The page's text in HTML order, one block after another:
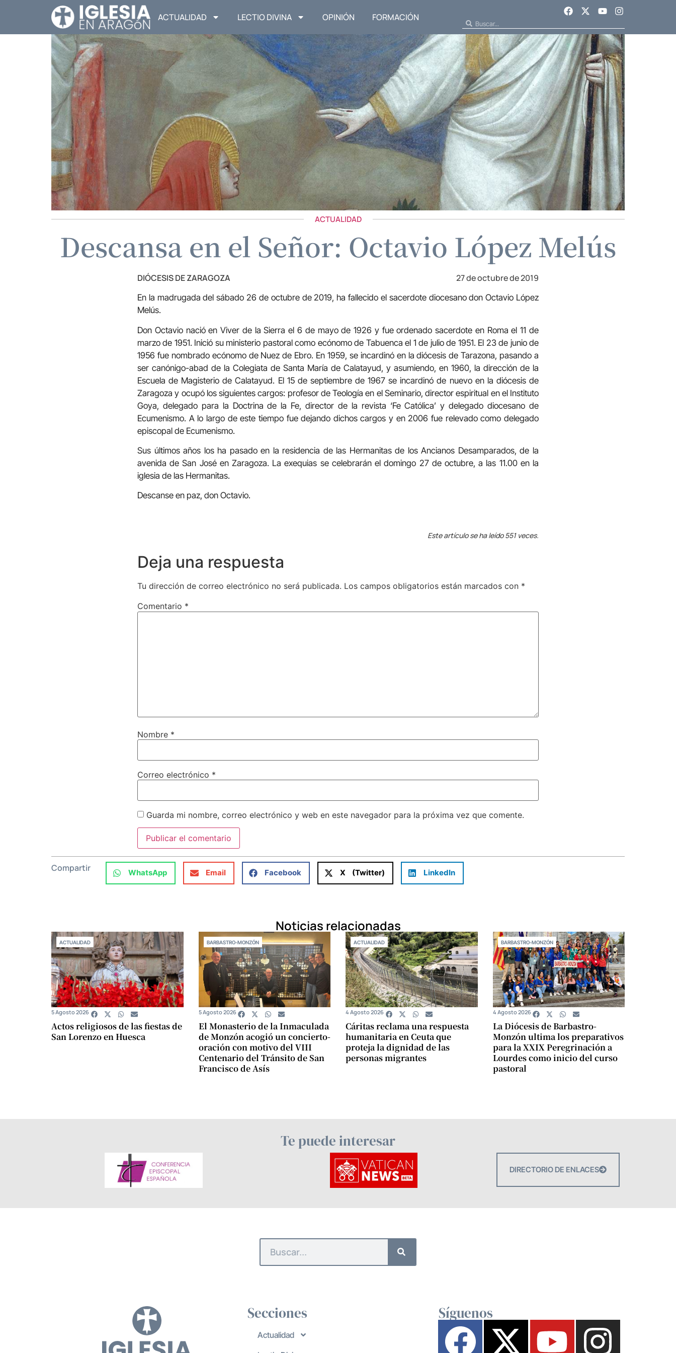
ACTUALIDAD LECTIO DIVINA OPINIÓN FORMACIÓN
ACTUALIDAD
Descansa en el Señor: Octavio López Melús
DIÓCESIS DE ZARAGOZA 27 de octubre de 2019
En la madrugada del sábado 26 de octubre de 2019, ha fallecido el sacerdote diocesano don Octavio López
Melús.
Don Octavio nació en Viver de la Sierra el 6 de mayo de 1926 y fue ordenado sacerdote en Roma el 11 de
marzo de 1951. Inició su ministerio pastoral como ecónomo de Tabuenca el 1 de julio de 1951. El 23 de junio de
1956 fue nombrado ecónomo de Nuez de Ebro. En 1959, se incardinó en la diócesis de Tarazona, pasando a
ser canónigo-abad de la Colegiata de Santa María de Calatayud, y asumiendo, en 1960, la dirección de la
Escuela de Magisterio de Calatayud. El 15 de septiembre de 1967 se incardinó de nuevo en la diócesis de
Zaragoza y ocupó los siguientes cargos: profesor de Teología en el Seminario, director espiritual en el Instituto
Goya, delegado para la Doctrina de la Fe, director de la revista ‘Fe Católica’ y delegado diocesano de
Ecumenismo. A lo largo de este tiempo fue dejando dichos cargos y en 2006 fue relevado como delegado
episcopal de Ecumenismo.
Sus últimos años los ha pasado en la residencia de las Hermanitas de los Ancianos Desamparados, de la
avenida de San José en Zaragoza. La exequias se celebrarán el domingo 27 de octubre, a las 11.00 en la
iglesia de las Hermanitas.
Descanse en paz, don Octavio.
Este artículo se ha leído 551 veces.
Deja una respuesta
Tu dirección de correo electrónico no será publicada. Los campos obligatorios están marcados con *
Comentario *
Nombre *
Correo electrónico *
Guarda mi nombre, correo electrónico y web en este navegador para la próxima vez que comente.
Compartir WhatsApp Email Facebook X (Twitter) LinkedIn
Noticias relacionadas
ACTUALIDAD
Actos religiosos de las fiestas de
San Lorenzo en Huesca
5 Agosto 2026
BARBASTRO-MONZÓN
El Monasterio de la Inmaculada
de Monzón acogió un concierto-
oración con motivo del VIII
Centenario del Tránsito de San
Francisco de Asís
5 Agosto 2026
ACTUALIDAD
Cáritas reclama una respuesta
humanitaria en Ceuta que
proteja la dignidad de las
personas migrantes
4 Agosto 2026
BARBASTRO-MONZÓN
La Diócesis de Barbastro-
Monzón ultima los preparativos
para la XXIX Peregrinación a
Lourdes como inicio del curso
pastoral
4 Agosto 2026
Te puede interesar
DIRECTORIO DE ENLACES
Secciones
Actualidad
Síguenos